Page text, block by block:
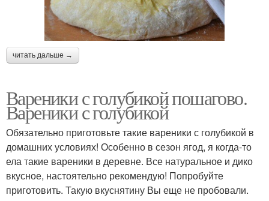
читать дальше →
Вареники с голубикой пошагово.
Вареники с голубикой
Обязательно приготовьте такие вареники с голубикой в
домашних условиях! Особенно в сезон ягод, я когда-то
ела такие вареники в деревне. Все натуральное и дико
вкусное, настоятельно рекомендую! Попробуйте
приготовить. Такую вкуснятину Вы еще не пробовали.